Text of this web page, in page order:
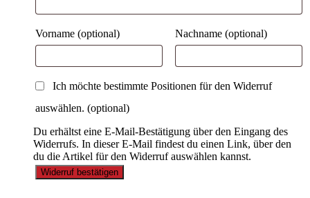
Vorname (optional) Nachname (optional)
Ich möchte bestimmte Positionen für den Widerruf
auswählen. (optional)
Du erhältst eine E-Mail-Bestätigung über den Eingang des
Widerrufs. In dieser E-Mail findest du einen Link, über den
du die Artikel für den Widerruf auswählen kannst.
Widerruf bestätigen